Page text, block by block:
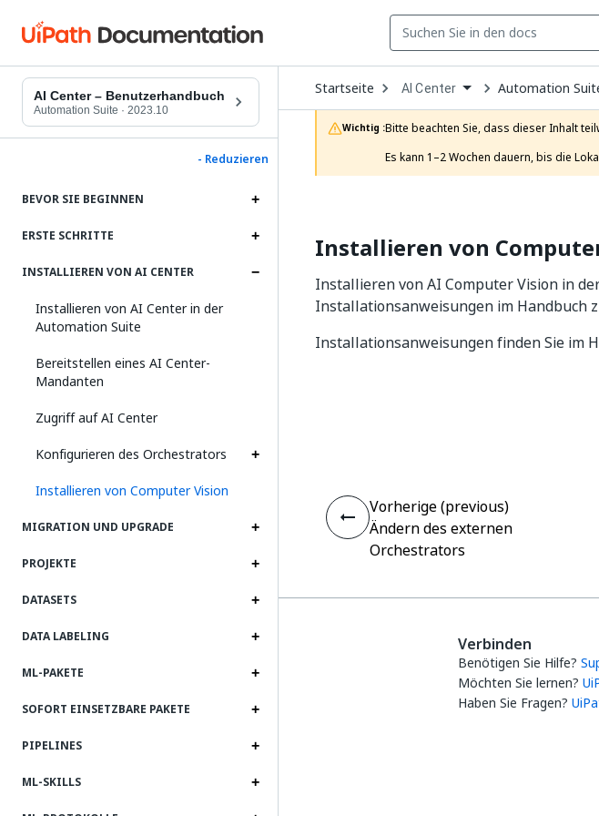
AI Center – Benutzerhandbuch
Automation Suite · 2023.10
- Reduzieren
BEVOR SIE BEGINNEN
ERSTE SCHRITTE
INSTALLIEREN VON AI CENTER
Installieren von AI Center in der
Automation Suite
Bereitstellen eines AI Center-
Mandanten
Zugriff auf AI Center
Konfigurieren des Orchestrators
Installieren von Computer Vision
MIGRATION UND UPGRADE
PROJEKTE
DATASETS
DATA LABELING
ML-PAKETE
SOFORT EINSETZBARE PAKETE
PIPELINES
ML-SKILLS
Startseite Open
Dropdown
to
choose
product
AI Center Automation
Wichtig :Bitte beachten Sie, dass dieser Inhalt
Es kann 1–2 Wochen dauern, bis die
Installieren von
Installieren von AI Computer Vision in
Installationsanweisungen im Handbuch
Installationsanweisungen finden Sie im
Vorherige (previous)
Ändern des externen
Orchestrators
Verbinden
Benötigen Sie Hilfe?
Möchten Sie lernen?
Haben Sie Fragen?